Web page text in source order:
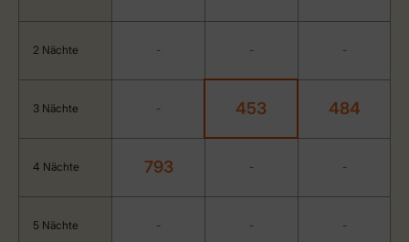
2 Nächte - - -
3 Nächte - 453 484
4 Nächte 793 - -
5 Nächte - - -